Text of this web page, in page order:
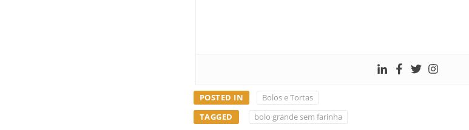
POSTED IN
Bolos e Tortas
TAGGED
bolo grande sem farinha